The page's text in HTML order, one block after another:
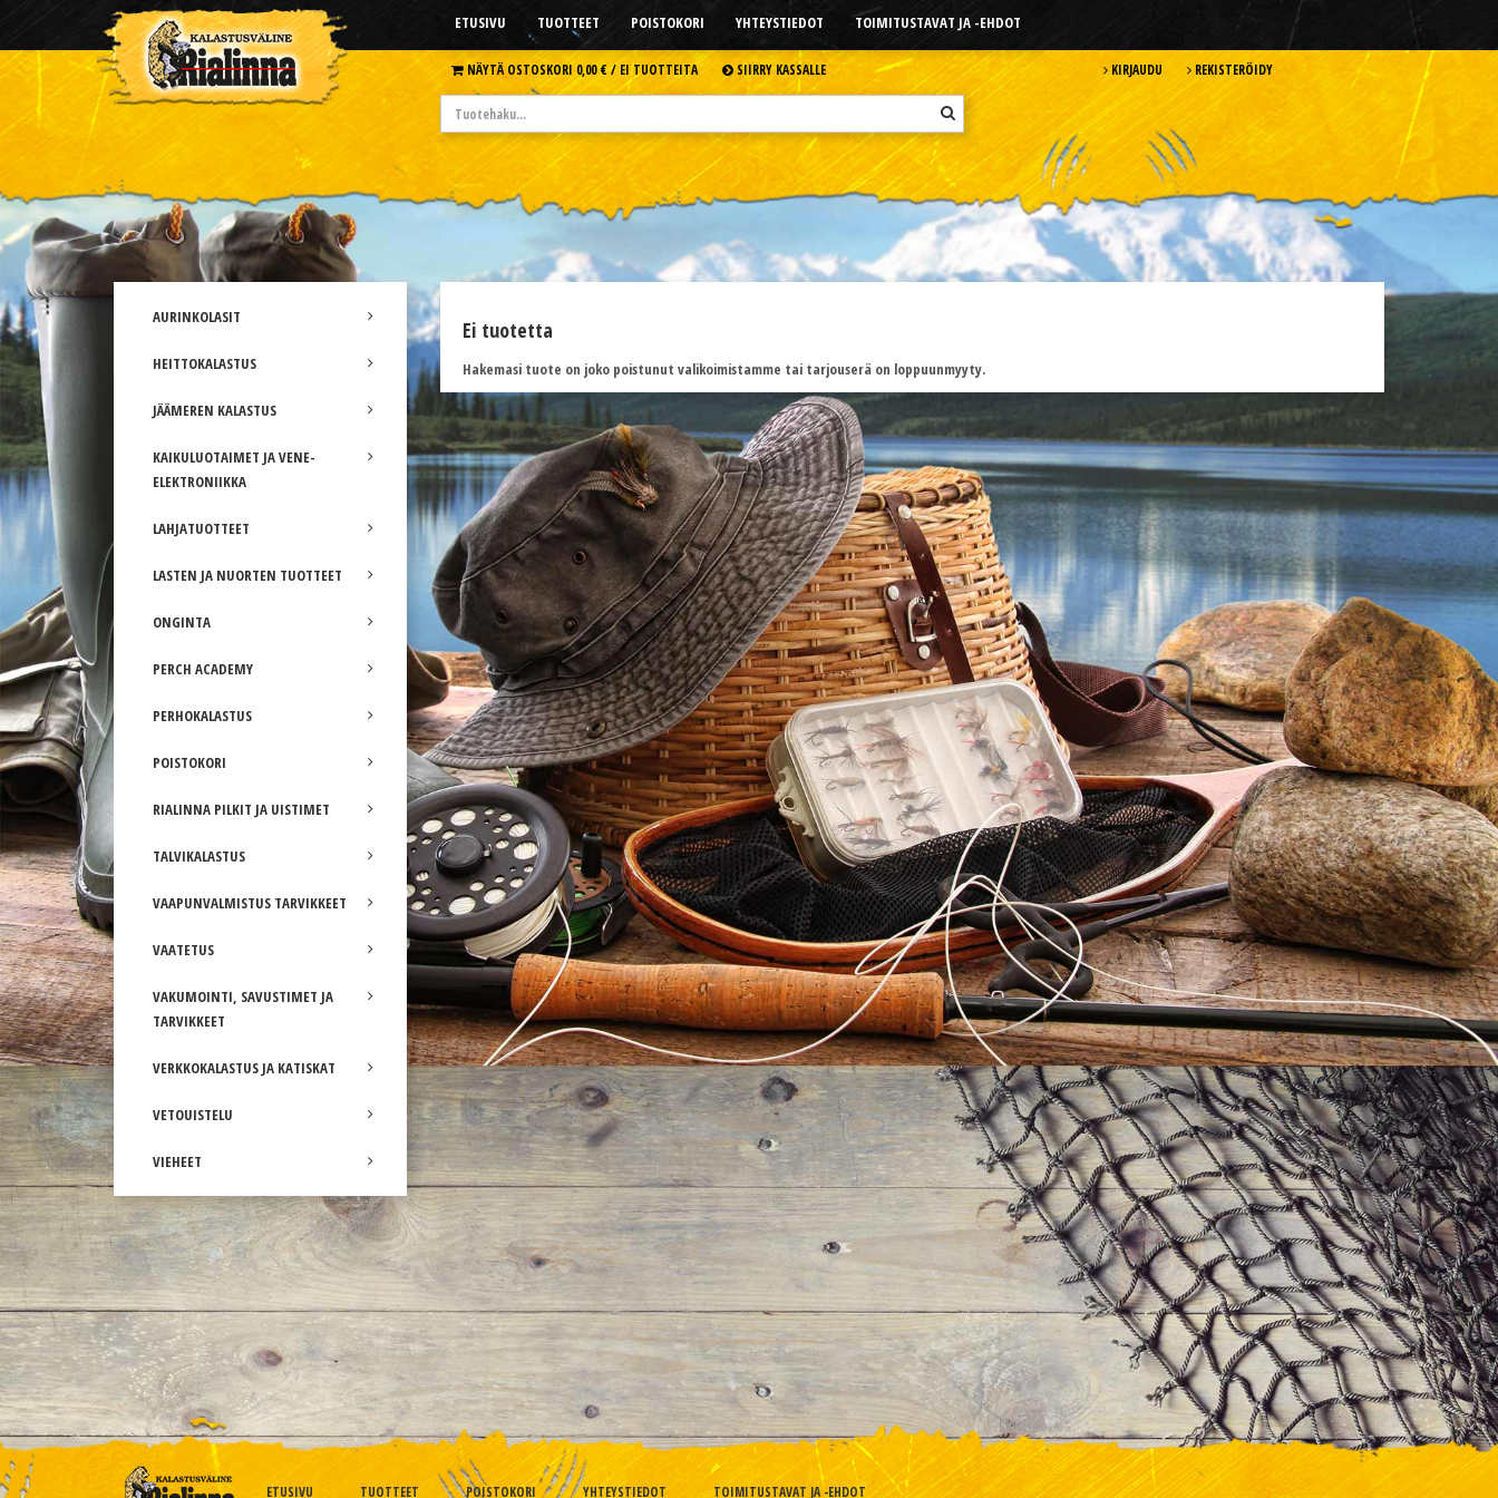
ETUSIVU TUOTTEET POISTOKORI YHTEYSTIEDOT TOIMITUSTAVAT JA -EHDOT
NÄYTÄ OSTOSKORI 0,00 € /EI TUOTTEITA SIIRRY KASSALLE KIRJAUDU REKISTERÖIDY
AURINKOLASIT
HEITTOKALASTUS
JÄÄMEREN KALASTUS
KAIKULUOTAIMET JA VENE-
ELEKTRONIIKKA
LAHJATUOTTEET
LASTEN JA NUORTEN TUOTTEET
ONGINTA
PERCH ACADEMY
PERHOKALASTUS
POISTOKORI
RIALINNA PILKIT JA UISTIMET
TALVIKALASTUS
VAAPUNVALMISTUS TARVIKKEET
VAATETUS
VAKUMOINTI, SAVUSTIMET JA
TARVIKKEET
VERKKOKALASTUS JA KATISKAT
VETOUISTELU
VIEHEET
Ei tuotetta
Hakemasi tuote on joko poistunut valikoimistamme tai tarjouserä on loppuunmyyty.
ETUSIVU TUOTTEET POISTOKORI YHTEYSTIEDOT TOIMITUSTAVAT JA -EHDOT